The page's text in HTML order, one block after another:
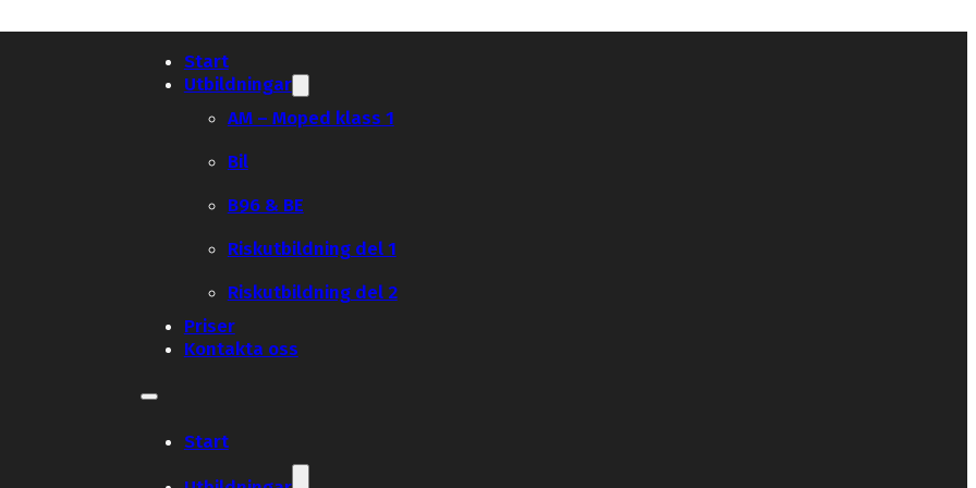
Start
Utbildningar
AM – Moped klass 1
Bil
B96 & BE
Riskutbildning del 1
Riskutbildning del 2
Priser
Kontakta oss
Start